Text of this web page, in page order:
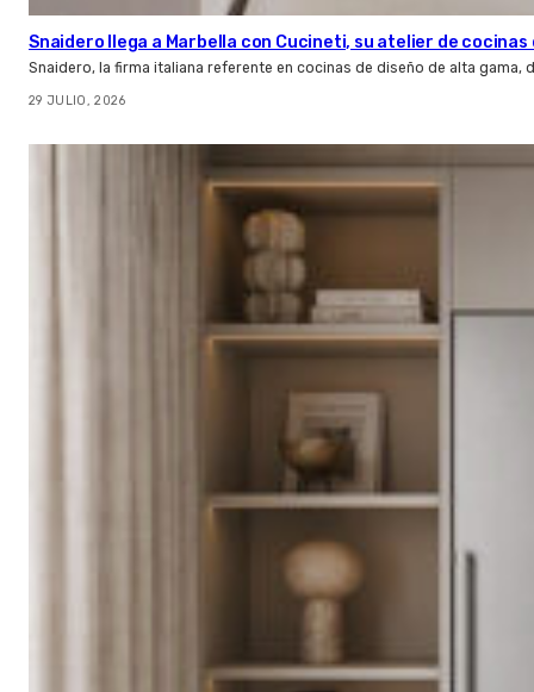
Snaidero llega a Marbella con Cucineti, su atelier de cocinas
Snaidero, la firma italiana referente en cocinas de diseño de alta gama,
29 JULIO, 2026